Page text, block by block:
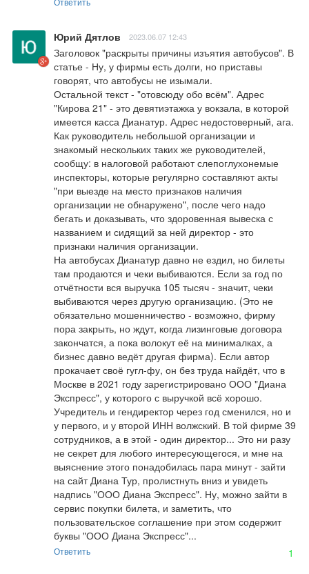
Юрий Дятлов 2023.06.07 12:43
Заголовок "раскрыты причины изъятия автобусов". В
статье - Ну, у фирмы есть долги, но приставы
говорят, что автобусы не изымали.
Остальной текст - "отовсюду обо всём". Адрес
"Кирова 21" - это девятиэтажка у вокзала, в которой
имеется касса Дианатур. Адрес недостоверный, ага.
Как руководитель небольшой организации и
знакомый нескольких таких же руководителей,
сообщу: в налоговой работают слепоглухонемые
инспекторы, которые регулярно составляют акты
"при выезде на место признаков наличия
организации не обнаружено", после чего надо
бегать и доказывать, что здоровенная вывеска с
названием и сидящий за ней директор - это
признаки наличия организации.
На автобусах Дианатур давно не ездил, но билеты
там продаются и чеки выбиваются. Если за год по
отчётности вся выручка 105 тысяч - значит, чеки
выбиваются через другую организацию. (Это не
обязательно мошенничество - возможно, фирму
пора закрыть, но ждут, когда лизинговые договора
закончатся, а пока волокут её на минималках, а
бизнес давно ведёт другая фирма). Если автор
прокачает своё гугл-фу, он без труда найдёт, что в
Москве в 2021 году зарегистрировано ООО "Диана
Экспресс", у которого с выручкой всё хорошо.
Учредитель и гендиректор через год сменился, но и
у первого, и у второй ИНН волжский. В той фирме 39
сотрудников, а в этой - один директор... Это ни разу
не секрет для любого интересующегося, и мне на
выяснение этого понадобилась пара минут - зайти
на сайт Диана Тур, пролистнуть вниз и увидеть
надпись "ООО Диана Экспресс". Ну, можно зайти в
сервис покупки билета, и заметить, что
пользовательское соглашение при этом содержит
буквы "ООО Диана Экспресс"...
Ответить 1